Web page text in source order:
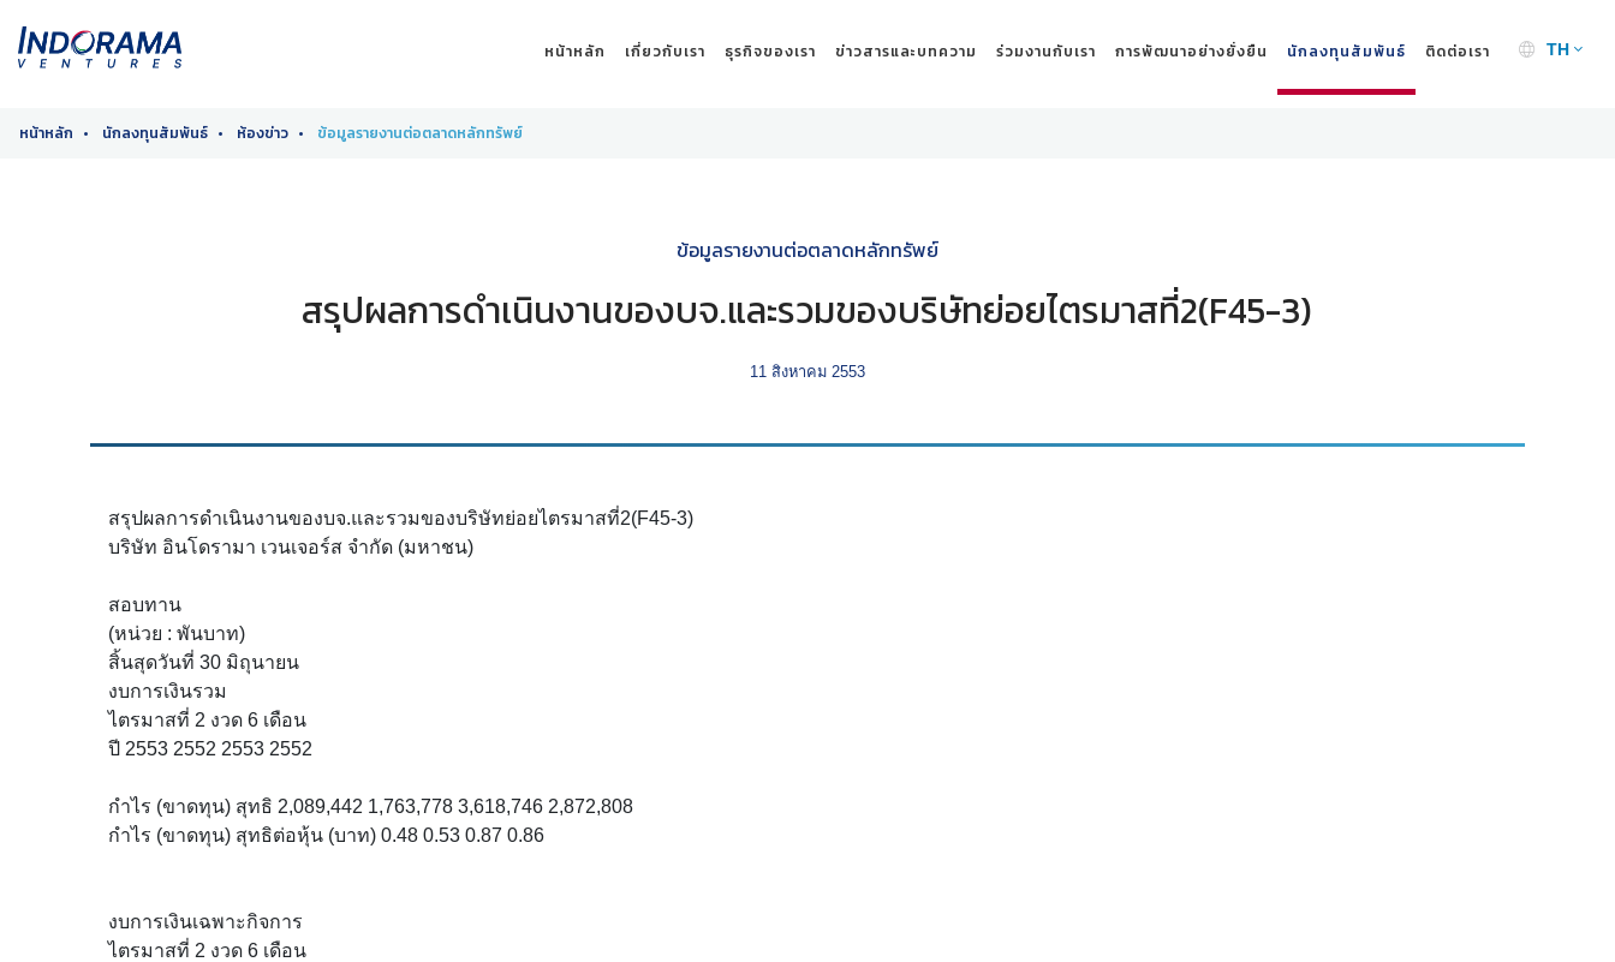
TH
หน้าหลัก เกี่ยวกับเรา ธุรกิจของเรา ข่าวสารและบทความ ร่วมงานกับเรา การพัฒนาอย่างยั่งยืน นักลงทุนสัมพันธ์ ติดต่อเรา
หน้าหลัก นักลงทุนสัมพันธ์ ห้องข่าว ข้อมูลรายงานต่อตลาดหลักทรัพย์
ข้อมูลรายงานต่อตลาดหลักทรัพย์
สรุปผลการดำเนินงานของบจ.และรวมของบริษัทย่อยไตรมาสที่2(F45-3)
11 สิงหาคม 2553
สรุปผลการดำเนินงานของบจ.และรวมของบริษัทย่อยไตรมาสที่2(F45-3)
บริษัท อินโดรามา เวนเจอร์ส จำกัด (มหาชน)
สอบทาน
(หน่วย : พันบาท)
สิ้นสุดวันที่ 30 มิถุนายน
งบการเงินรวม
ไตรมาสที่ 2 งวด 6 เดือน
ปี 2553 2552 2553 2552
กำไร (ขาดทุน) สุทธิ 2,089,442 1,763,778 3,618,746 2,872,808
กำไร (ขาดทุน) สุทธิต่อหุ้น (บาท) 0.48 0.53 0.87 0.86
งบการเงินเฉพาะกิจการ
ไตรมาสที่ 2 งวด 6 เดือน